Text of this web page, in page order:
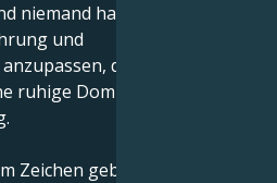
niemand hat etwas
und
denn diese
ruhige Dominanz aus und
Zeichen geboren sind,